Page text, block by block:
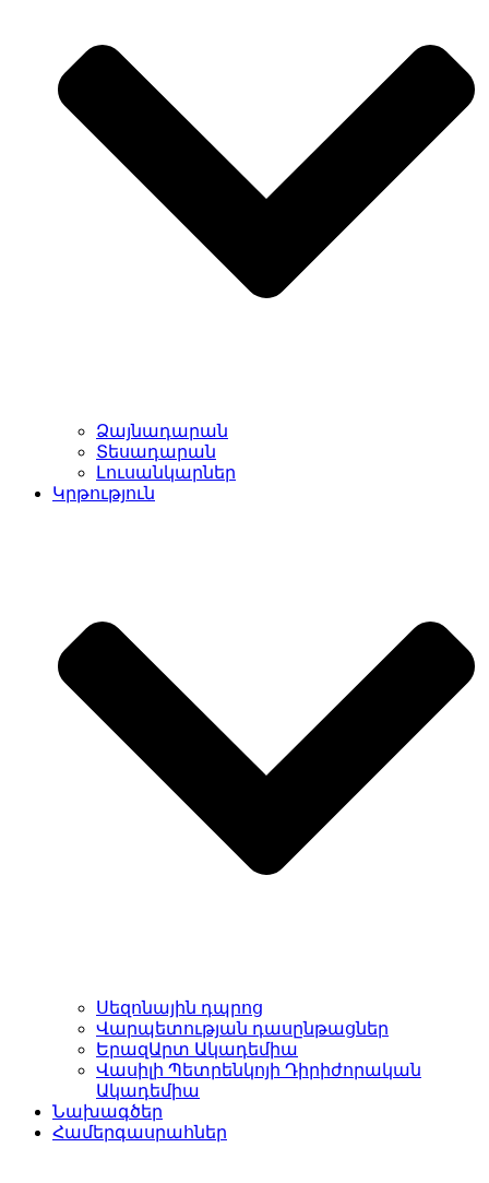
Ձայնադարան
Տեսադարան
Լուսանկարներ
Կրթություն
Սեզոնային դպրոց
Վարպետության դասընթացներ
ԵրազԱրտ Ակադեմիա
Վասիլի Պետրենկոյի Դիրիժորական
Ակադեմիա
Նախագծեր
Համերգասրահներ